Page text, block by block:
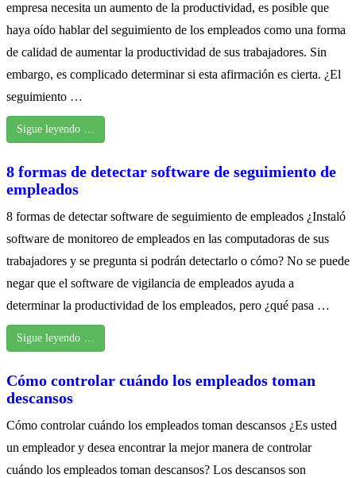
empresa necesita un aumento de la productividad, es posible que
haya oído hablar del seguimiento de los empleados como una forma
de calidad de aumentar la productividad de sus trabajadores. Sin
embargo, es complicado determinar si esta afirmación es cierta. ¿El
seguimiento …
Sigue leyendo …
8 formas de detectar software de seguimiento de
empleados
8 formas de detectar software de seguimiento de empleados ¿Instaló
software de monitoreo de empleados en las computadoras de sus
trabajadores y se pregunta si podrán detectarlo o cómo? No se puede
negar que el software de vigilancia de empleados ayuda a
determinar la productividad de los empleados, pero ¿qué pasa …
Sigue leyendo …
Cómo controlar cuándo los empleados toman
descansos
Cómo controlar cuándo los empleados toman descansos ¿Es usted
un empleador y desea encontrar la mejor manera de controlar
cuándo los empleados toman descansos? Los descansos son